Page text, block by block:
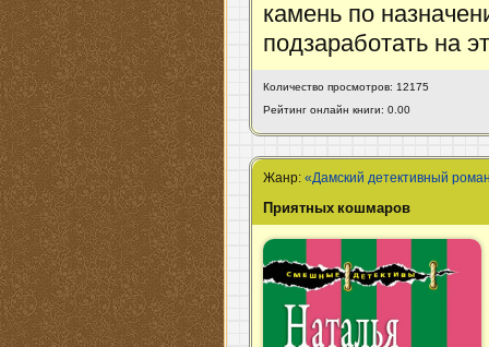
камень по
подзаработать на
Количество просмотров: 12175
Рейтинг онлайн книги: 0.00
Жанр:«Дамский детективный
Приятных кошмаров